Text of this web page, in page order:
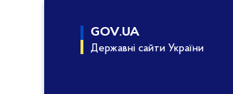
GOV.UA
Державні сайти України